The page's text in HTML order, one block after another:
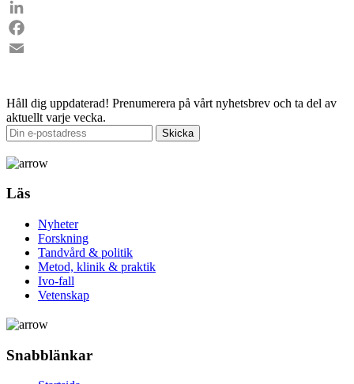
LinkedIn
Facebook
Håll dig uppdaterad! Prenumerera på vårt nyhetsbrev och ta del av
aktuellt varje vecka.
Läs
Nyheter
Forskning
Tandvård & politik
Metod, klinik & praktik
Ivo-fall
Vetenskap
Snabblänkar